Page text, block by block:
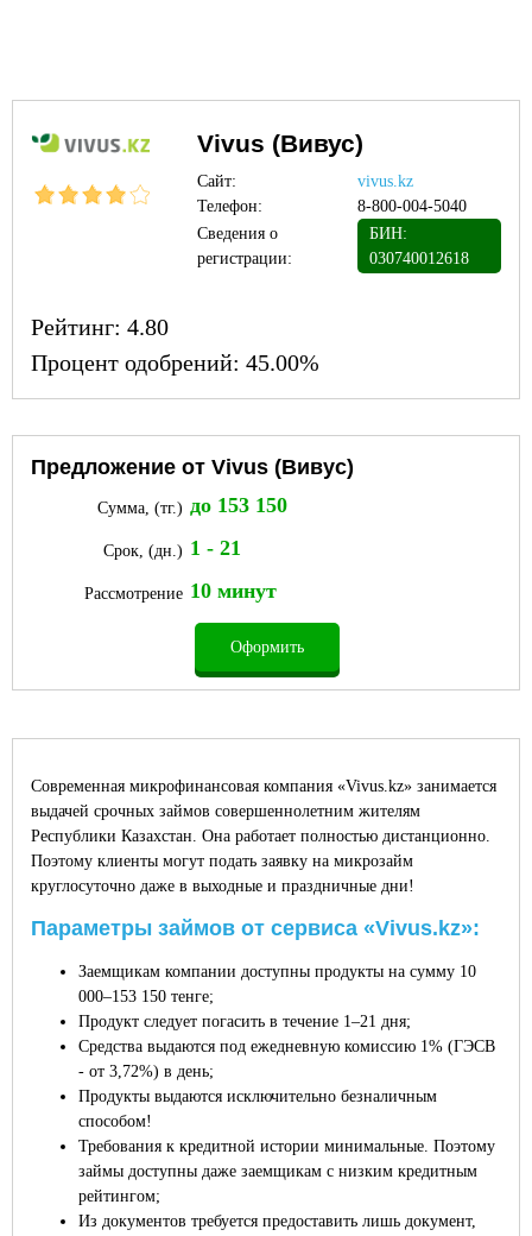
Vivus (Вивус)
Сайт:
vivus.kz
Телефон:
8-800-004-5040
Сведения о
регистрации:
БИН:
030740012618
Рейтинг: 4.80
Процент одобрений: 45.00%
Предложение от Vivus (Вивус)
Оформить
Сумма, (тг.) до 153 150
Срок, (дн.) 1 - 21
Рассмотрение 10 минут
Современная микрофинансовая компания «Vivus.kz» занимается
выдачей срочных займов совершеннолетним жителям
Республики Казахстан. Она работает полностью дистанционно.
Поэтому клиенты могут подать заявку на микрозайм
круглосуточно даже в выходные и праздничные дни!
Параметры займов от сервиса «Vivus.kz»:
Заемщикам компании доступны продукты на сумму 10
000–153 150 тенге;
Продукт следует погасить в течение 1–21 дня;
Средства выдаются под ежедневную комиссию 1% (ГЭСВ
- от 3,72%) в день;
Продукты выдаются исключительно безналичным
способом!
Требования к кредитной истории минимальные. Поэтому
займы доступны даже заемщикам с низким кредитным
рейтингом;
Из документов требуется предоставить лишь документ,